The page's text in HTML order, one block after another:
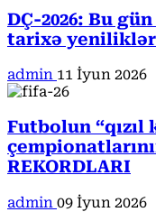
DÇ-2026: Bu
tarixə
admin 11 İyun 2026
Futbolun “qızıl
REKORDLARI
admin 09 İyun 2026